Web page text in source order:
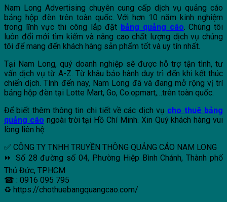
Nam Long Advertising chuyên cung cấp dịch vụ quảng cáo
bảng hộp đèn trên toàn quốc. Với hơn 10 năm kinh nghiệm
trong lĩnh vực thi công lắp đặt bảng quảng cáo. Chúng tôi
luôn đổi mới tìm kiếm và nâng cao chất lượng dịch vụ chúng
tôi để mang đến khách hàng sản phẩm tốt và uy tín nhất.
Tại Nam Long, quý doanh nghiệp sẽ được hỗ trợ tận tình, tư
vấn dịch vụ từ A-Z. Từ khâu bảo hành duy trì đến khi kết thúc
chiến dịch. Tính đến nay, Nam Long đã và đang mở rộng vị trí
bảng hộp đèn tại Lotte Mart, Go, Co.opmart,…trên toàn quốc.
Để biết thêm thông tin chi tiết về các dịch vụ cho thuê bảng
quảng cáo ngoài trời tại Hồ Chí Minh. Xin Quý khách hàng vui
lòng liên hệ:
✅ CÔNG TY TNHH TRUYỀN THÔNG QUẢNG CÁO NAM LONG
⏩ Số 28 đường số 04, Phường Hiệp Bình Chánh, Thành phố
Thủ Đức, TP.HCM
☎ : 0916 095 795
♻ https://chothuebangquangcao.com/